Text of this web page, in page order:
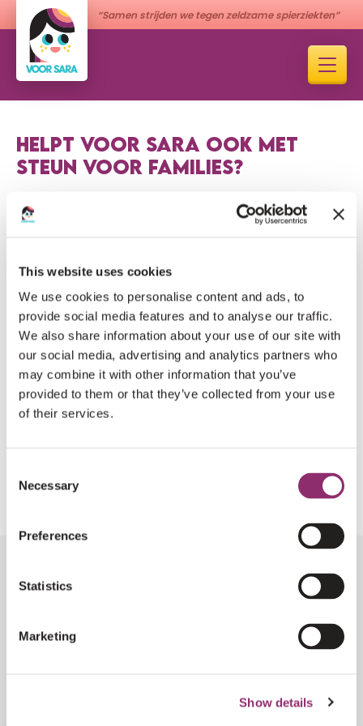
This website uses cookies
We use cookies to personalise content and ads, to
provide social media features and to analyse our traffic.
We also share information about your use of our site with
our social media, advertising and analytics partners who
may combine it with other information that you’ve
provided to them or that they’ve collected from your use
of their services.
Selection
Necessary
Preferences
Statistics
Marketing
Show details
“Samen strijden we tegen zeldzame spierziekten”
HELPT VOOR SARA OOK MET
STEUN VOOR FAMILIES?
Ja. De stichting biedt informatie, organiseert
ontmoetingen en laat families ervaringen delen. Heb je
info@voorsara.nl .
GERELATEERDE VRAGENBekijk alle vragen
Wat moet ik doen als ik denk dat ik LAMA2-RD
heb?
VOLG DE ONTWIKKELINGEN